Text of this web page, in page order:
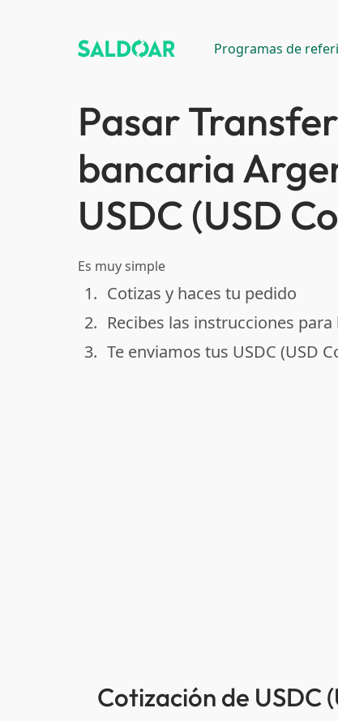
Programas de
Pasar
bancaria
USDC (USD
Es muy simple
done
1. Cotizas y haces tu pedido
done
2. Recibes las instrucciones
done
3. Te enviamos tus USDC (USD
Cotización de USDC